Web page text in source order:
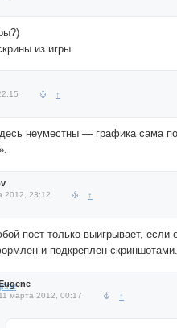
из игры.
↑
неуместны — графика сама
2012, 23:12 ↑
пост только выигрывает, если
и подкреплен
11 марта 2012, 00:17 ↑